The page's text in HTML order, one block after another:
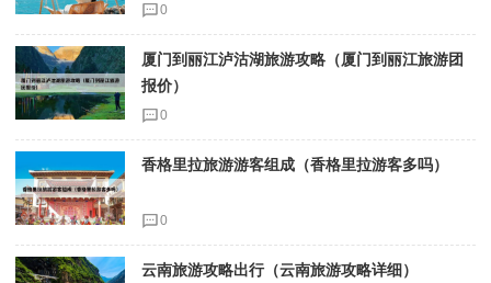
0
厦门到丽江泸沽湖旅游攻略（厦门到丽江旅游团
报价）
0
香格里拉旅游游客组成（香格里拉游客多吗）
0
云南旅游攻略出行（云南旅游攻略详细）